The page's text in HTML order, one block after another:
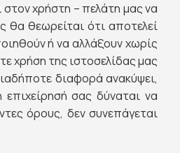
χρήστη – πελάτη μας να
θα θεωρείται ότι αποτελεί
ή να αλλάξουν χωρίς
χρήση της ιστοσελίδας μας
διαφορά ανακύψει,
σας δύναται να
όρους, δεν συνεπάγεται